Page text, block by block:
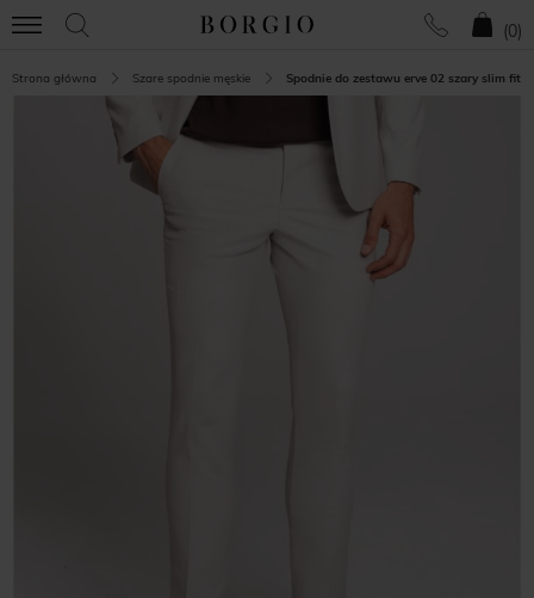
(0)
Strona główna Szare spodnie męskie Spodnie do zestawu erve 02 szary slim fit